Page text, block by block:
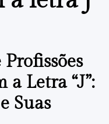
a Letra “J”:
Suas